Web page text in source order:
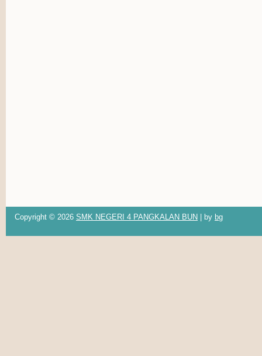
Copyright © 2026 SMK NEGERI 4 PANGKALAN BUN | by bg